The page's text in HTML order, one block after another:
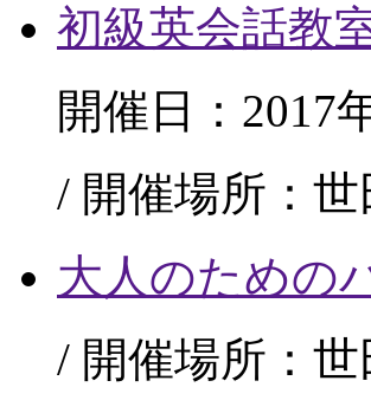
初級英会話教
開催日：2017
/ 開催場所：
大人のための
/ 開催場所：